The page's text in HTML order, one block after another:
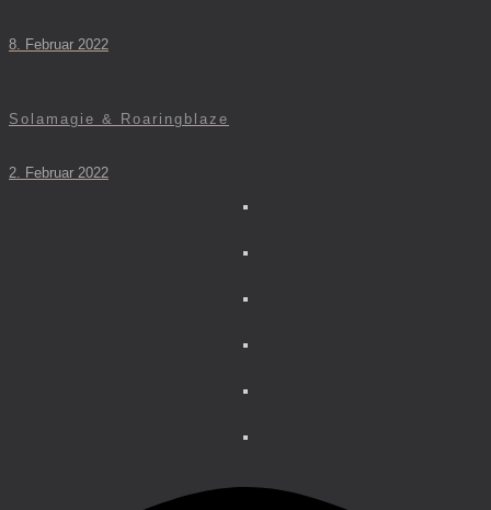
8. Februar 2022
Solamagie & Roaringblaze
2. Februar 2022